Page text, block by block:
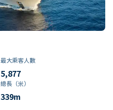
最大乘客人數
5,877
總長（米）
339m